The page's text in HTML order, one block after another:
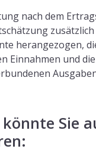
nach dem
herangezogen,
Einnahmen und
könnte Sie